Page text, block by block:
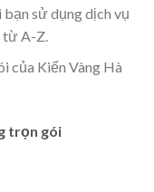
sử dụng dịch vụ
từ A-Z.
của Kiến Vàng Hà
trọn gói